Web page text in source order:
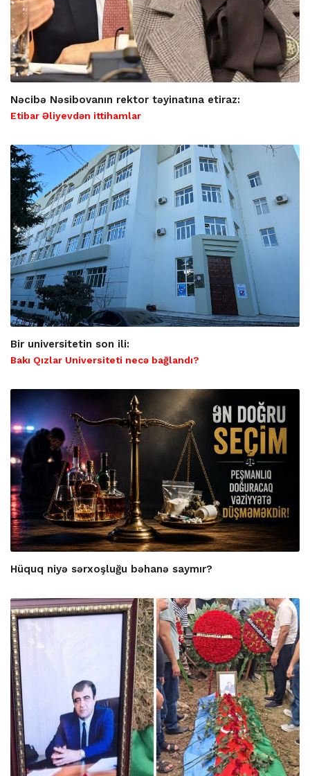
Nəcibə Nəsibovanın rektor təyinatına etiraz:
Etibar Əliyevdən ittihamlar
Bir universitetin son ili:
Bakı Qızlar Universiteti necə bağlandı?
Hüquq niyə sərxoşluğu bəhanə saymır?